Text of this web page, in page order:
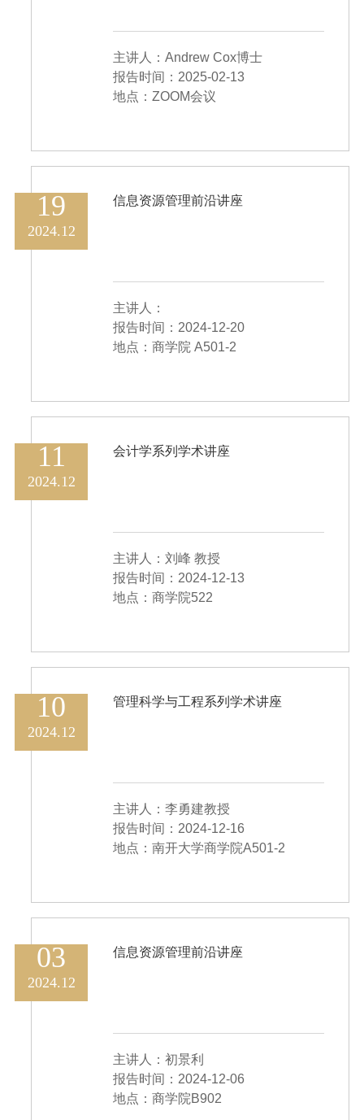
主讲人：Andrew Cox博士
报告时间：2025-02-13
地点：ZOOM会议
19
2024.12
信息资源管理前沿讲座
主讲人：
报告时间：2024-12-20
地点：商学院 A501-2
11
2024.12
会计学系列学术讲座
主讲人：刘峰 教授
报告时间：2024-12-13
地点：商学院522
10
2024.12
管理科学与工程系列学术讲座
主讲人：李勇建教授
报告时间：2024-12-16
地点：南开大学商学院A501-2
03
2024.12
信息资源管理前沿讲座
主讲人：初景利
报告时间：2024-12-06
地点：商学院B902